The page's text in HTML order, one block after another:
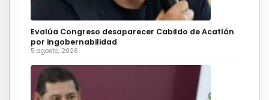
Evalúa Congreso desaparecer Cabildo de Acatlán
por ingobernabilidad
5 agosto, 2026